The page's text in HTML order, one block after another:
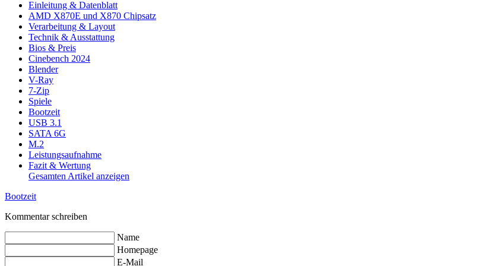
Einleitung & Datenblatt
AMD X870E und X870 Chipsatz
Verarbeitung & Layout
Technik & Ausstattung
Bios & Preis
Cinebench 2024
Blender
V-Ray
7-Zip
Spiele
Bootzeit
USB 3.1
SATA 6G
M.2
Leistungsaufnahme
Fazit & Wertung
Gesamten Artikel anzeigen
Bootzeit
Kommentar schreiben
Name
Homepage
E-Mail